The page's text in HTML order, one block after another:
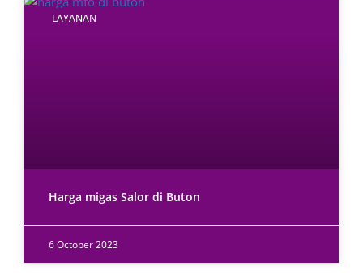
LAYANAN
Harga migas Salor di Buton
6 October 2023